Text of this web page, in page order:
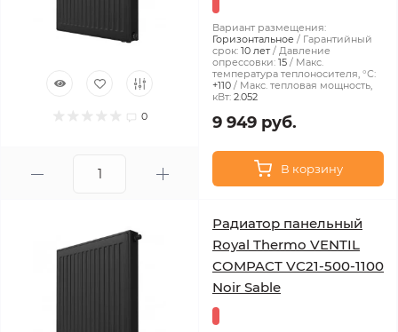
0
Вариант размещения:
Горизонтальное
Гарантийный
срок: 10 лет
Давление
опрессовки: 15
Макс.
температура теплоносителя, °С:
+110
Макс. тепловая мощность,
кВт: 2.052
9 949 руб.
В корзину
Радиатор панельный
Royal Thermo VENTIL
COMPACT VC21-500-1100
Noir Sable